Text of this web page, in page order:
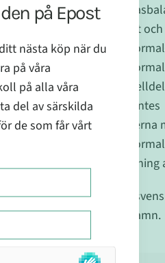
Normal syra-
Normal fertilitet
Att bibehålla
Att bibehålla
En viktig roll i
Normal DNA-syntes
Att skydda cellerna
Att bibehålla
Normal omsättning
ZinkOptimal är ett
anläggning i Borghamn.
på Epost
nästa köp när du
på våra
på alla våra
del av särskilda
de som får vårt